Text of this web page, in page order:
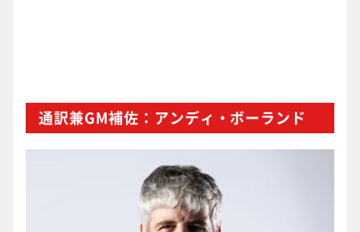
通訳兼GM補佐：アンディ・ボーランド